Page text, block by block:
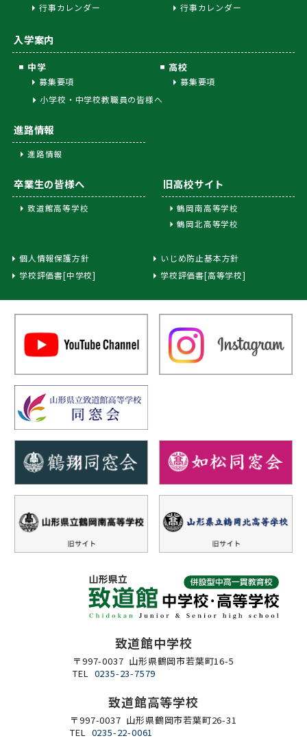
行事カレンダー
行事カレンダー
入学案内
中学
募集要項
高校
募集要項
小学校・中学校教職員の皆様へ
進路情報
進路情報
卒業生の皆様へ
致道館高等学校
旧高校サイト
鶴岡南高等学校
鶴岡北高等学校
個人情報保護方針
いじめ防止基本方針
学校評価書[中学校]
学校評価書[高等学校]
致道館中学校
〒997-0037 山形県鶴岡市若葉町16-5
TEL 0235-23-7579
致道館高等学校
〒997-0037 山形県鶴岡市若葉町26-31
TEL 0235-22-0061